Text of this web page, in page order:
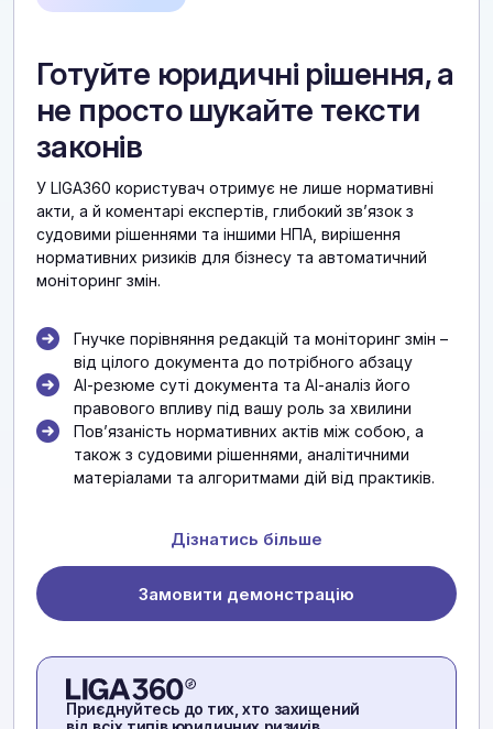
Готуйте юридичні рішення, а
не просто шукайте тексти
законів
У LIGA360 користувач отримує не лише нормативні
акти, а й коментарі експертів, глибокий звʼязок з
судовими рішеннями та іншими НПА, вирішення
нормативних ризиків для бізнесу та автоматичний
моніторинг змін.
Гнучке порівняння редакцій та моніторинг змін –
від цілого документа до потрібного абзацу
АІ-резюме суті документа та АІ-аналіз його
правового впливу під вашу роль за хвилини
Повʼязаність нормативних актів між собою, а
також з судовими рішеннями, аналітичними
матеріалами та алгоритмами дій від практиків.
Дізнатись більше
Замовити демонстрацію
Приєднуйтесь до тих, хто захищений